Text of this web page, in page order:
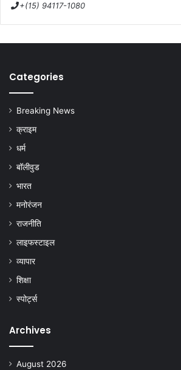
+(15) 94117-1080
Categories
Breaking News
क्राइम
धर्म
बॉलीवुड
भारत
मनोरंजन
राजनीति
लाइफस्टाइल
व्यापार
शिक्षा
स्पोर्ट्स
Archives
August 2026